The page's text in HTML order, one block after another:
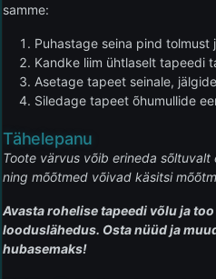
samme:
Puhastage seina pind tolmust
Kandke liim ühtlaselt tapeedi
Asetage tapeet seinale,
Siledage tapeet õhumullide
Tähelepanu
Toote värvus võib erineda
ning mõõtmed võivad käsitsi
Avasta rohelise tapeedi võlu ja
looduslähedus. Osta nüüd ja
hubasemaks!